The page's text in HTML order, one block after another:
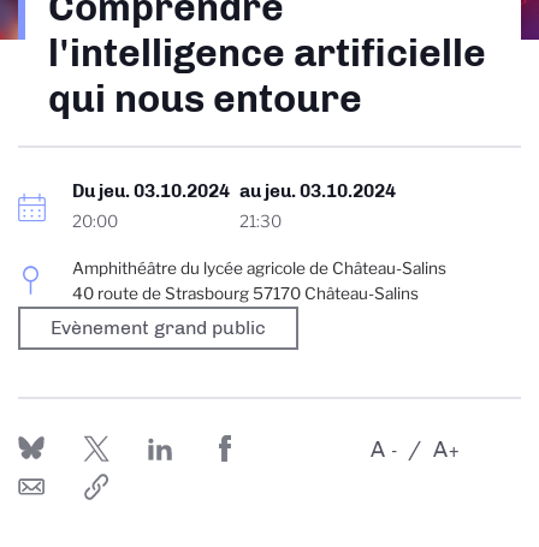
l'intelligence artificielle
qui nous entoure
Du jeu. 03.10.2024
20:00
au jeu. 03.10.2024
21:30
Amphithéâtre du lycée agricole de Château-Salins
40 route de Strasbourg 57170 Château-Salins
Evènement grand public
-
A +
A